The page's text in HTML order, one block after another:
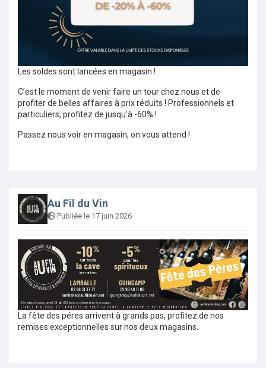
Les soldes sont lancées en magasin !
C’est le moment de venir faire un tour chez nous et de
profiter de belles affaires à prix réduits ! Professionnels et
particuliers, profitez de jusqu'à -60% !
Passez nous voir en magasin, on vous attend !
Au Fil du Vin
Publiée le 17 juin 2026
La fête des péres arrivent à grands pas, profitez de nos
remises exceptionnelles sur nos deux magasins.